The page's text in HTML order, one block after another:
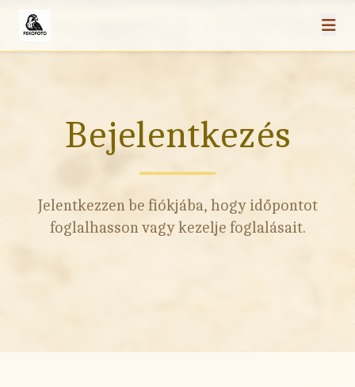
Bejelentkezés
Jelentkezzen be fiókjába, hogy időpontot
foglalhasson vagy kezelje foglalásait.